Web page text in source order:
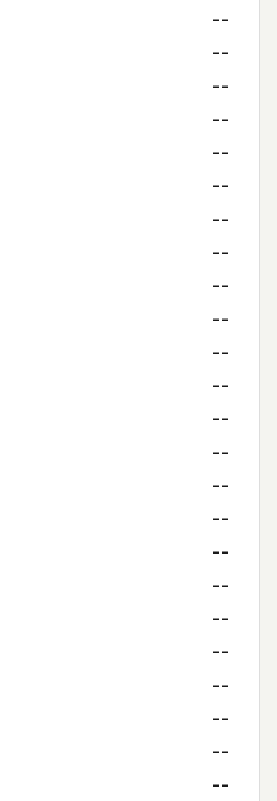
--
--
--
--
--
--
--
--
--
--
--
--
--
--
--
--
--
--
--
--
--
--
--
--